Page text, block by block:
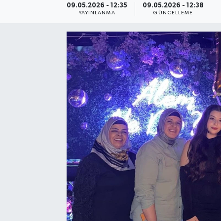
09.05.2026 - 12:35
YAYINLANMA
09.05.2026 - 12:38
GÜNCELLEME